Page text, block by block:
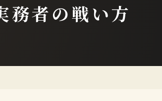
者の戦い方